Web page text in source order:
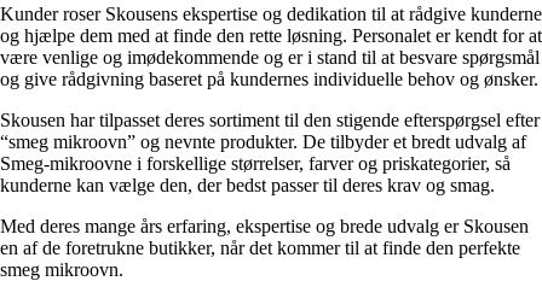
Kunder roser Skousens ekspertise og dedikation til at rådgive kunderne
og hjælpe dem med at finde den rette løsning. Personalet er kendt for at
være venlige og imødekommende og er i stand til at besvare spørgsmål
og give rådgivning baseret på kundernes individuelle behov og ønsker.
Skousen har tilpasset deres sortiment til den stigende efterspørgsel efter
“smeg mikroovn” og nevnte produkter. De tilbyder et bredt udvalg af
Smeg-mikroovne i forskellige størrelser, farver og priskategorier, så
kunderne kan vælge den, der bedst passer til deres krav og smag.
Med deres mange års erfaring, ekspertise og brede udvalg er Skousen
en af de foretrukne butikker, når det kommer til at finde den perfekte
smeg mikroovn.